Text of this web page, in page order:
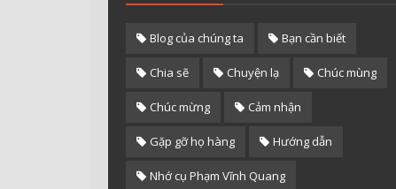
Blog của chúng ta Bạn cần biết
Chia sẽ Chuyện lạ Chúc mùng
Chúc mừng Cảm nhận
Gặp gỡ họ hàng Hướng dẫn
Nhớ cụ Phạm Vĩnh Quang